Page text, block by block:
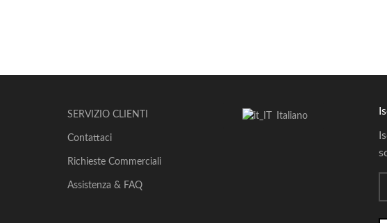
SERVIZIO CLIENTI
Contattaci
Richieste Commerciali
Assistenza & FAQ
Italiano